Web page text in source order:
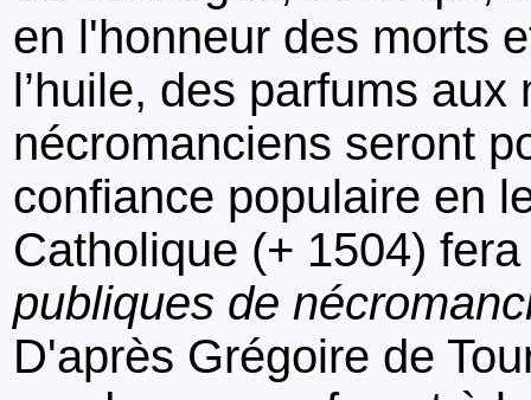
en l'honneur des morts
l’huile, des parfums
nécromanciens seront
confiance populaire en
Catholique (+ 1504)
publiques de
D'après Grégoire de